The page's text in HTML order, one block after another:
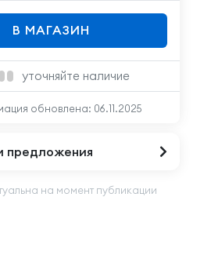
В МАГАЗИН
уточняйте наличие
обновлена: 06.11.2025
предложения
на момент публикации